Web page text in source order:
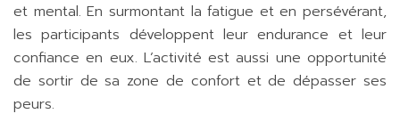
et mental. En surmontant la fatigue et en persévérant,
les participants développent leur endurance et leur
confiance en eux. L’activité est aussi une opportunité
de sortir de sa zone de confort et de dépasser ses
peurs.